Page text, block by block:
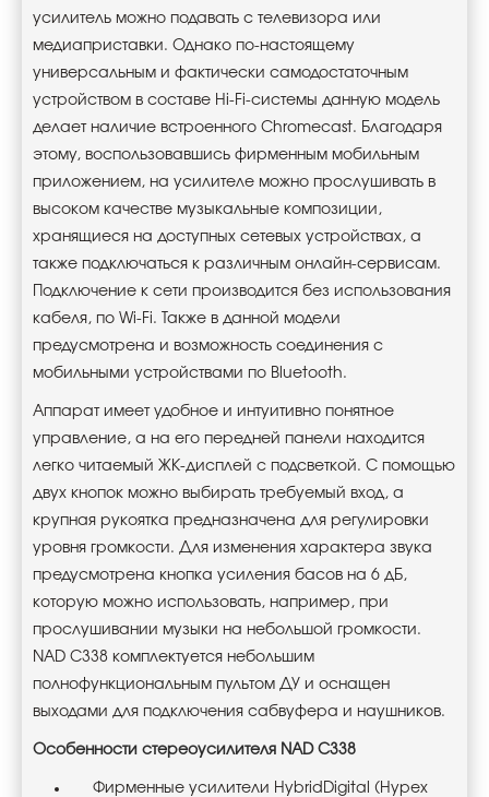
усилитель можно подавать с телевизора или
медиаприставки. Однако по-настоящему
универсальным и фактически самодостаточным
устройством в составе Hi-Fi-системы данную модель
делает наличие встроенного Chromecast. Благодаря
этому, воспользовавшись фирменным мобильным
приложением, на усилителе можно прослушивать в
высоком качестве музыкальные композиции,
хранящиеся на доступных сетевых устройствах, а
также подключаться к различным онлайн-сервисам.
Подключение к сети производится без использования
кабеля, по Wi-Fi. Также в данной модели
предусмотрена и возможность соединения с
мобильными устройствами по Bluetooth.
Аппарат имеет удобное и интуитивно понятное
управление, а на его передней панели находится
легко читаемый ЖК-дисплей с подсветкой. С помощью
двух кнопок можно выбирать требуемый вход, а
крупная рукоятка предназначена для регулировки
уровня громкости. Для изменения характера звука
предусмотрена кнопка усиления басов на 6 дБ,
которую можно использовать, например, при
прослушивании музыки на небольшой громкости.
NAD C338 комплектуется небольшим
полнофункциональным пультом ДУ и оснащен
выходами для подключения сабвуфера и наушников.
Особенности стереоусилителя NAD C338
Фирменные усилители HybridDigital (Hypex